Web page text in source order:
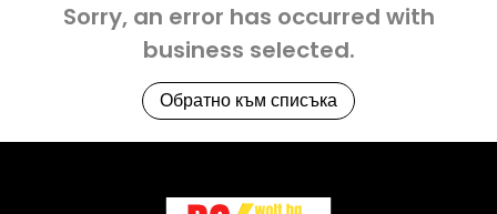
Sorry, an error has occurred with
business selected.
Обратно към списъка